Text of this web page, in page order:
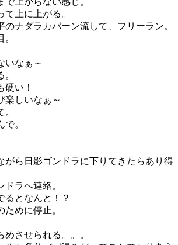
て上に上がる。
のナダラカバーン流して、フリーラン。
いなぁ～
硬い！
楽しいなぁ～
。
がら日影ゴンドラに下りてきたらあり得
ラへ連絡。
るとなんと！？
ために停止。
させられる。。。